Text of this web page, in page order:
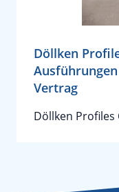
Döllken
Vertrag
Döllken Profiles